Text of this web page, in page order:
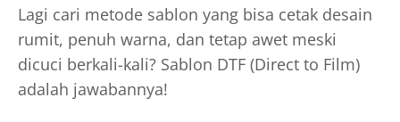
Lagi cari metode sablon yang bisa cetak desain
rumit, penuh warna, dan tetap awet meski
dicuci berkali-kali? Sablon DTF (Direct to Film)
adalah jawabannya!